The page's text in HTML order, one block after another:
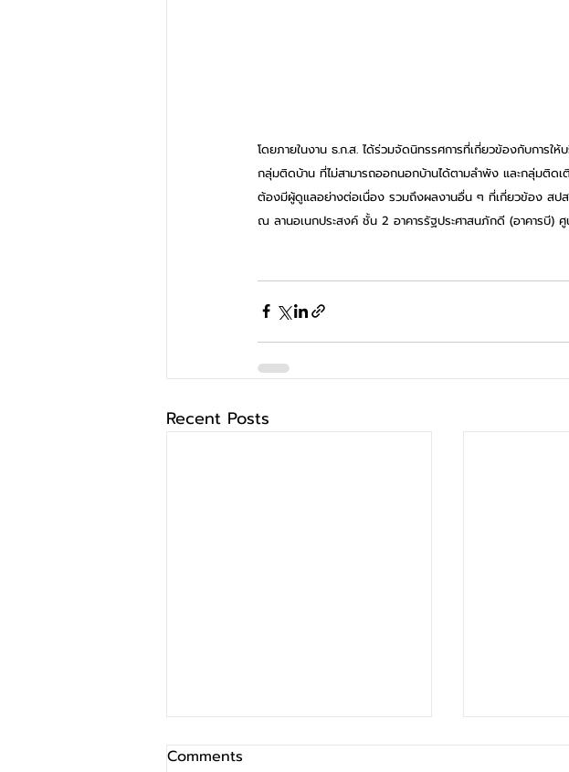
โดยภายในงาน ธ.ก.ส. ได้ร่วมจัดนิทรรศการที่เกี่ยวข้องกับการใ
กลุ่มติดบ้าน ที่ไม่สามารถออกนอกบ้านได้ตามลำพัง และกลุ่มติด
ต้องมีผู้ดูแลอย่างต่อเนื่อง รวมถึงผลงานอื่น ๆ ที่เกี่ยวข้อง สป
ณ ลานอเนกประสงค์ ชั้น 2 อาคารรัฐประศาสนภักดี (อาคารบี)
Recent Posts
Comments